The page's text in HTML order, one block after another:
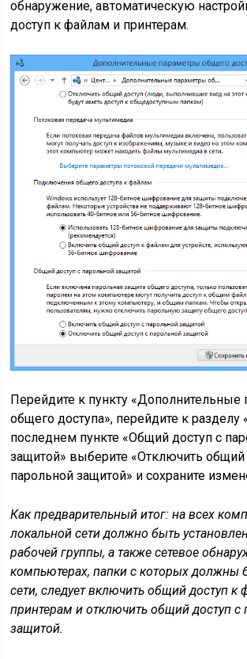
обнаружение, автоматическую
доступ к файлам и принтерам.
Перейдите к пункту «Дополнительные
общего доступа», перейдите к разделу
последнем пункте «Общий доступ с
защитой» выберите «Отключить общий
парольной защитой» и сохраните
Как предварительный итог: на всех
локальной сети должно быть
рабочей группы, а также сетевое
компьютерах, папки с которых должны
сети, следует включить общий доступ к
принтерам и отключить общий доступ с
защитой.